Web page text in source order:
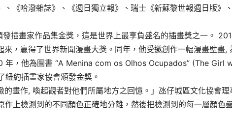
《哈潑雜誌》、《週日獨立報》、瑞士《新蘇黎世報週日版》
插畫家作品集金獎，這是世界上最享負盛名的插畫獎之一。
，贏得了世界新聞漫畫大獎。同年，他受邀創作一幅漫畫壁畫,
年，他為圖書 “A Menina com os Olhos Ocupados” (The Girl
約插畫家協會頒發金獎。
的畫作, 喚起觀者對他們所屬地方之回憶。」氹仔城區文化協會理
上檢測到的不同顏色正確地分離，然後把檢測到的每一層顏色